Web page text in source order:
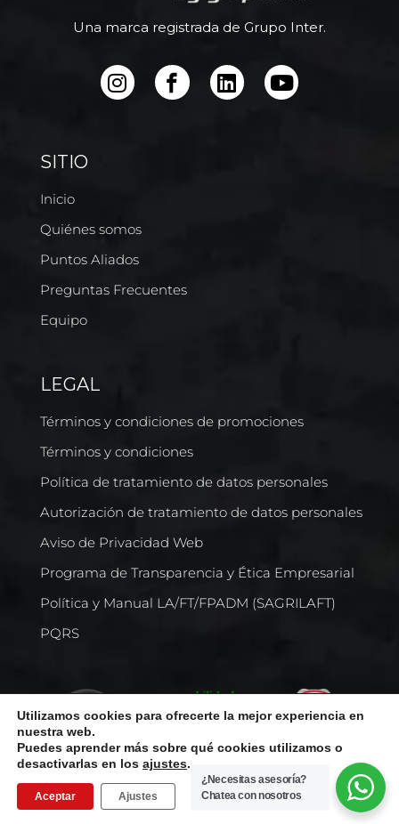
Una marca registrada de Grupo Inter.
SITIO
Inicio
Quiénes somos
Puntos Aliados
Preguntas Frecuentes
Equipo
LEGAL
Términos y condiciones de promociones
Términos y condiciones
Política de tratamiento de datos personales
Autorización de tratamiento de datos personales
Aviso de Privacidad Web
Programa de Transparencia y Ética Empresarial
Política y Manual LA/FT/FPADM (SAGRILAFT)
PQRS
Todos los derechos reservados © Comercializadora Internacional
Utilizamos cookies para ofrecerte la mejor experiencia en
nuestra web.
Puedes aprender más sobre qué cookies utilizamos o
desactivarlas en los ajustes.
Aceptar Ajustes
¿Necesitas asesoría?
Chatea con nosotros